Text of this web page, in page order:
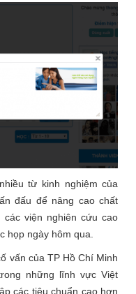
từ kinh nghiệm của
đấu để nâng cao chất
viện nghiên cứu cao
họp ngày hôm qua.
vấn của TP Hồ Chí Minh
những lĩnh vực Việt
các tiêu chuẩn cao hơn